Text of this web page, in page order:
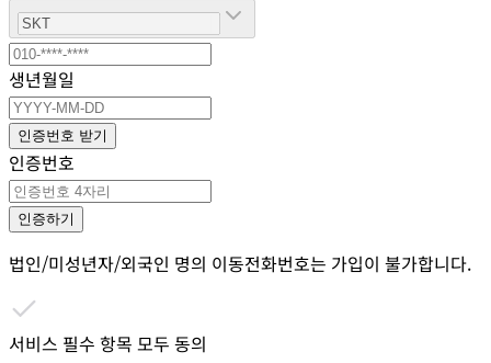
생년월일
인증번호 받기
인증번호
인증하기
법인/미성년자/외국인 명의 이동전화번호는 가입이 불가합니다.
서비스 필수 항목 모두 동의